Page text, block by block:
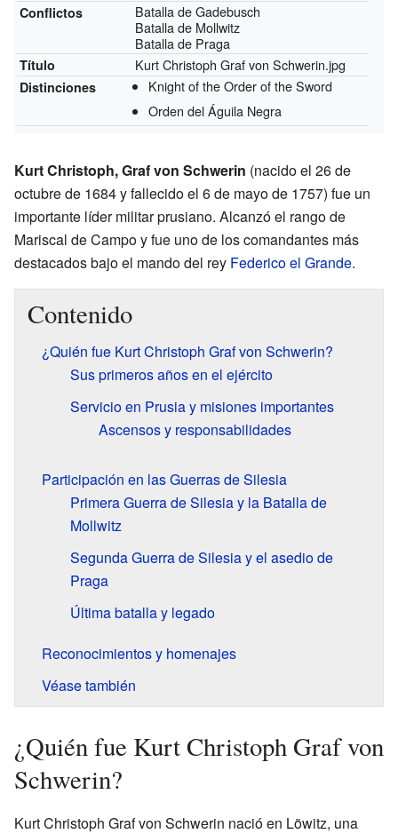
Conflictos
Batalla de Gadebusch
Batalla de Mollwitz
Batalla de Praga
Título Kurt Christoph Graf von Schwerin.jpg
Distinciones
Knight of the Order of the Sword
Orden del Águila Negra
Kurt Christoph, Graf von Schwerin (nacido el 26 de
octubre de 1684 y fallecido el 6 de mayo de 1757) fue un
importante líder militar prusiano. Alcanzó el rango de
Mariscal de Campo y fue uno de los comandantes más
destacados bajo el mando del rey Federico el Grande.
Contenido
¿Quién fue Kurt Christoph Graf von Schwerin?
Sus primeros años en el ejército
Servicio en Prusia y misiones importantes
Ascensos y responsabilidades
Participación en las Guerras de Silesia
Primera Guerra de Silesia y la Batalla de
Mollwitz
Segunda Guerra de Silesia y el asedio de
Praga
Última batalla y legado
Reconocimientos y homenajes
Véase también
¿Quién fue Kurt Christoph Graf von
Schwerin?
Kurt Christoph Graf von Schwerin nació en Löwitz, una